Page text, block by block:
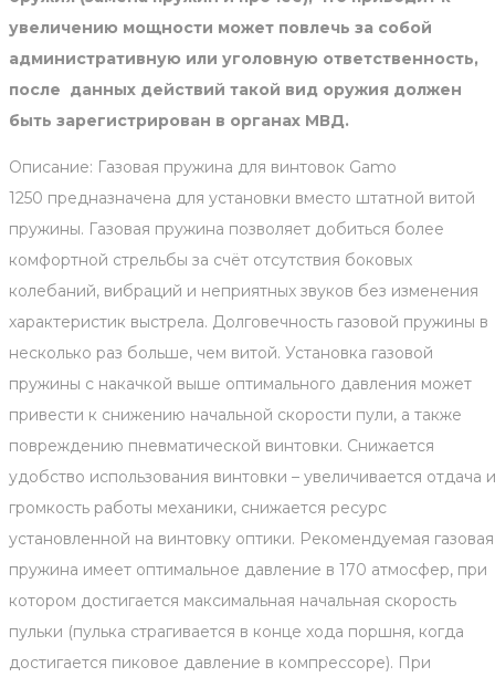
увеличению мощности может повлечь за собой
административную или уголовную ответственность,
после данных действий такой вид оружия должен
быть зарегистрирован в органах МВД.
Описание: Газовая пружина для винтовок Gamo
1250 предназначена для установки вместо штатной витой
пружины. Газовая пружина позволяет добиться более
комфортной стрельбы за счёт отсутствия боковых
колебаний, вибраций и неприятных звуков без изменения
характеристик выстрела. Долговечность газовой пружины в
несколько раз больше, чем витой. Установка газовой
пружины с накачкой выше оптимального давления может
привести к снижению начальной скорости пули, а также
повреждению пневматической винтовки. Снижается
удобство использования винтовки – увеличивается отдача и
громкость работы механики, снижается ресурс
установленной на винтовку оптики. Рекомендуемая газовая
пружина имеет оптимальное давление в 170 атмосфер, при
котором достигается максимальная начальная скорость
пульки (пулька страгивается в конце хода поршня, когда
достигается пиковое давление в компрессоре). При